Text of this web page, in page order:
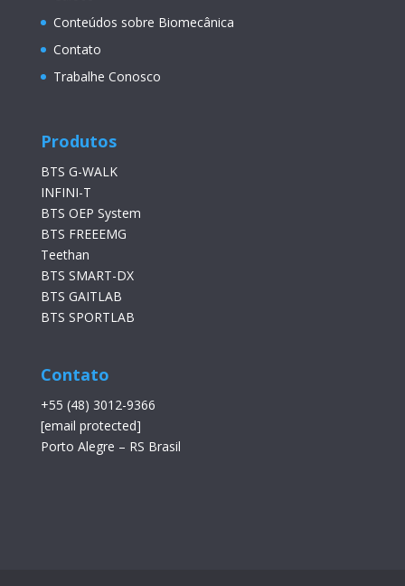
Conteúdos sobre Biomecânica
Contato
Trabalhe Conosco
Produtos
BTS G-WALK
INFINI-T
BTS OEP System
BTS FREEEMG
Teethan
BTS SMART-DX
BTS GAITLAB
BTS SPORTLAB
Contato
+55 (48) 3012-9366
[email protected]
Porto Alegre – RS Brasil